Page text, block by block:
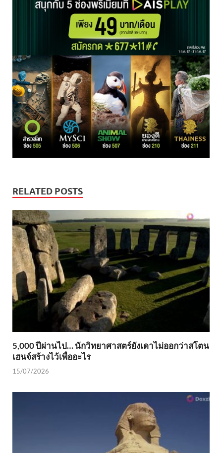
RELATED POSTS
5,000 ปีผ่านไป… นักวิทยาศาสตร์ยังเดาไม่ออกว่าสโตน
เฮนจ์สร้างไว้เพื่ออะไร
15/07/2026